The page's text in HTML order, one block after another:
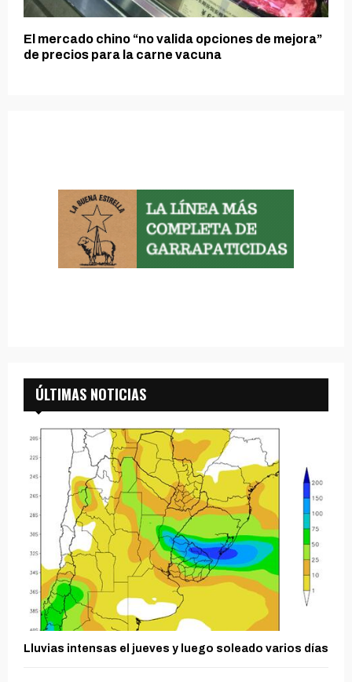
El mercado chino “no valida opciones de mejora”
de precios para la carne vacuna
ÚLTIMAS NOTICIAS
Lluvias intensas el jueves y luego soleado varios días